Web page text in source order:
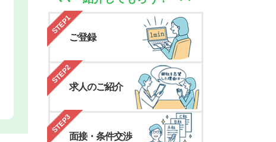
STEP1
ご登録
STEP2
求人のご紹介
STEP3
面接・条件交渉